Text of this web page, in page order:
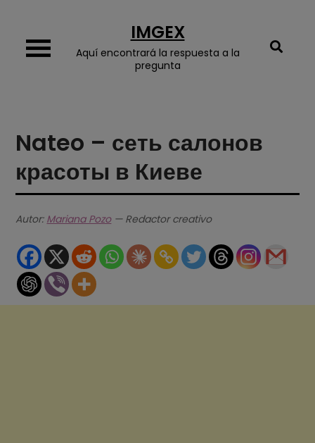
content
IMGEX
Aquí encontrará la respuesta a la
pregunta
Nateo – сеть салонов
красоты в Киеве
Autor: Mariana Pozo— Redactor creativo